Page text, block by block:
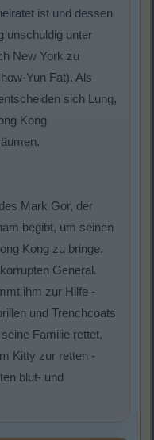
ist und dessen
unschuldig unter
New York zu
Yun Fat). Als
sich Lung,
Kong
Mark Gor, der
begibt, um seinen
Kong zu bringe.
General.
ihm zur Hilfe -
und Trenchcoats
Familie rettet,
Kitty zur retten -
blut- und